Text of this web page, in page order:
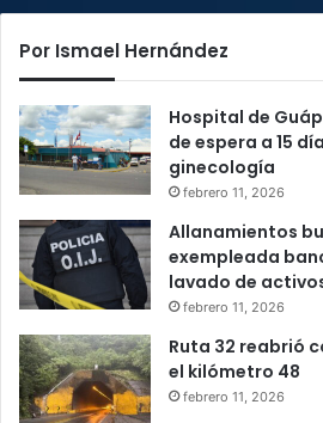
Por Ismael Hernández
Hospital de
de espera a 15
ginecología
febrero 11, 2026
Allanamientos
exempleada
lavado de
febrero 11, 2026
Ruta 32 reabrió
el kilómetro 48
febrero 11, 2026